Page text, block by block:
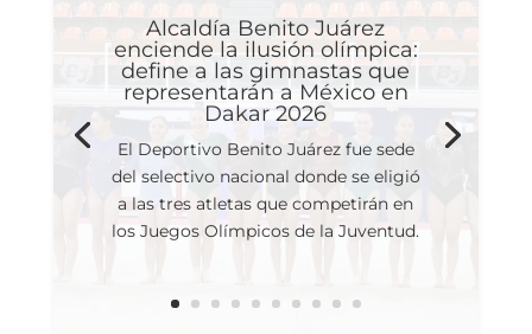
Alcaldía Benito Juárez
enciende la ilusión olímpica:
define a las gimnastas que
representarán a México en
Dakar 2026
El Deportivo Benito Juárez fue sede
del selectivo nacional donde se eligió
a las tres atletas que competirán en
los Juegos Olímpicos de la Juventud.